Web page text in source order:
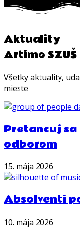
Aktuality
Artimo SZUŠ
Všetky aktuality,
mieste
Pretancuj sa
odborom
15. mája 2026
Absolventi
10. mája 2026